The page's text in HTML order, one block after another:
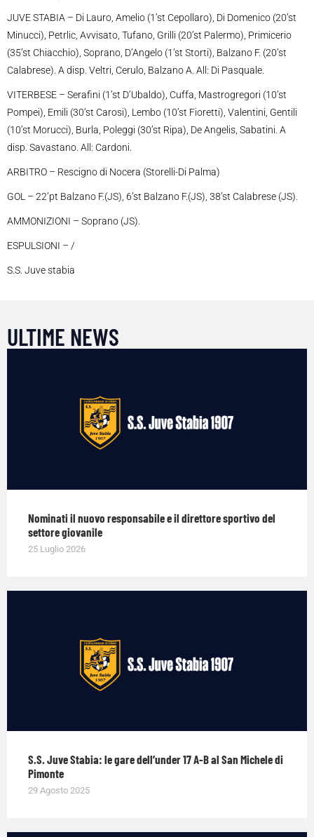
JUVE STABIA – Di Lauro, Amelio (1’st Cepollaro), Di Domenico (20’st
Minucci), Petrlic, Avvisato, Tufano, Grilli (20’st Palermo), Primicerio
(35’st Chiacchio), Soprano, D’Angelo (1’st Storti), Balzano F. (20’st
Calabrese). A disp. Veltri, Cerulo, Balzano A. All: Di Pasquale.
VITERBESE – Serafini (1’st D’Ubaldo), Cuffa, Mastrogregori (10’st
Pompei), Emili (30’st Carosi), Lembo (10’st Fioretti), Valentini, Gentili
(10’st Morucci), Burla, Poleggi (30’st Ripa), De Angelis, Sabatini. A
disp. Savastano. All: Cardoni.
ARBITRO – Rescigno di Nocera (Storelli-Di Palma)
GOL – 22’pt Balzano F.(JS), 6’st Balzano F.(JS), 38’st Calabrese (JS).
AMMONIZIONI – Soprano (JS).
ESPULSIONI – /
S.S. Juve stabia
ULTIME NEWS
Nominati il nuovo responsabile e il direttore sportivo del
settore giovanile
25 Luglio 2026
S.S. Juve Stabia: le gare dell’under 17 A-B al San Michele di
Pimonte
29 Agosto 2025